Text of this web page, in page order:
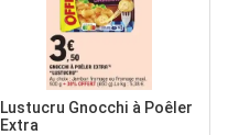
Lustucru Gnocchi à Poêler
Extra